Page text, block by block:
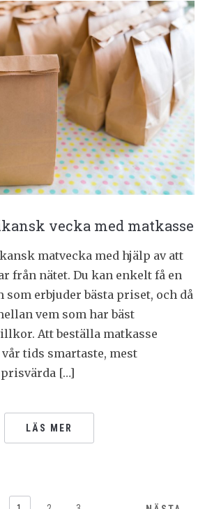
vecka med matkasse
matvecka med hjälp av att
från nätet. Du kan enkelt få en
som erbjuder bästa priset, och då
vem som har bäst
Att beställa matkasse
tids smartaste, mest
[…]
LÄS MER